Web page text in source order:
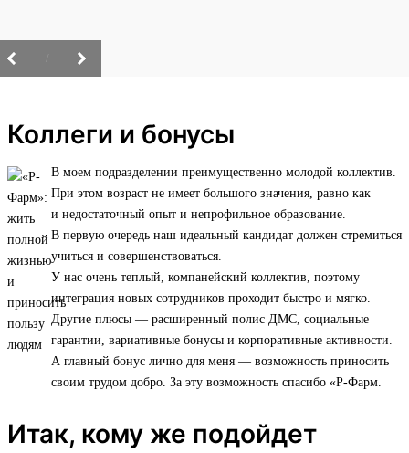
Коллеги и бонусы
В моем подразделении преимущественно молодой коллектив.
При этом возраст не имеет большого значения, равно как
и недостаточный опыт и непрофильное образование.
В первую очередь наш идеальный кандидат должен стремиться
учиться и совершенствоваться.
У нас очень теплый, компанейский коллектив, поэтому
интеграция новых сотрудников проходит быстро и мягко.
Другие плюсы — расширенный полис ДМС, социальные
гарантии, вариативные бонусы и корпоративные активности.
А главный бонус лично для меня — возможность приносить
своим трудом добро. За эту возможность спасибо «Р-Фарм.
Итак, кому же подойдет